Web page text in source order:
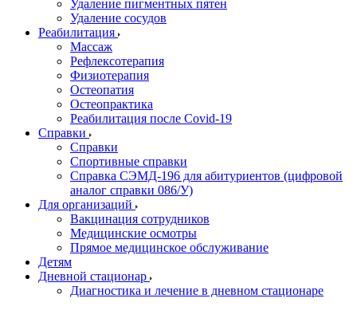
Удаление пигментных пятен
Удаление сосудов
Реабилитация
Массаж
Рефлексотерапия
Физиотерапия
Остеопатия
Остеопрактика
Реабилитация после Covid-19
Справки
Справки
Спортивные справки
Справка СЭМД‑196 для абитуриентов (цифровой
аналог справки 086/У)
Для организаций
Вакцинация сотрудников
Медицинские осмотры
Прямое медицинское обслуживание
Детям
Дневной стационар
Диагностика и лечение в дневном стационаре